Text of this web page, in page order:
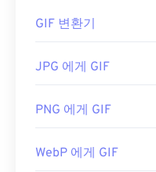
같은 다른 이미지 형
다. 또한 GIF는
리 사용됩니다.
GIF 변환기
JPG 에게 GIF
PNG 에게 GIF
WebP 에게 GIF